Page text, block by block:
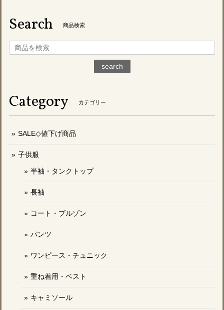
Search 商品検索
search
Category カテゴリー
SALE◇値下げ商品
子供服
半袖・タンクトップ
長袖
コート・ブルゾン
パンツ
ワンピース・チュニック
重ね着用・ベスト
キャミソール